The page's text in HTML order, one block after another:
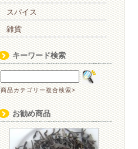
スパイス
雑貨
キーワード検索
商品カテゴリー複合検索>
お勧め商品